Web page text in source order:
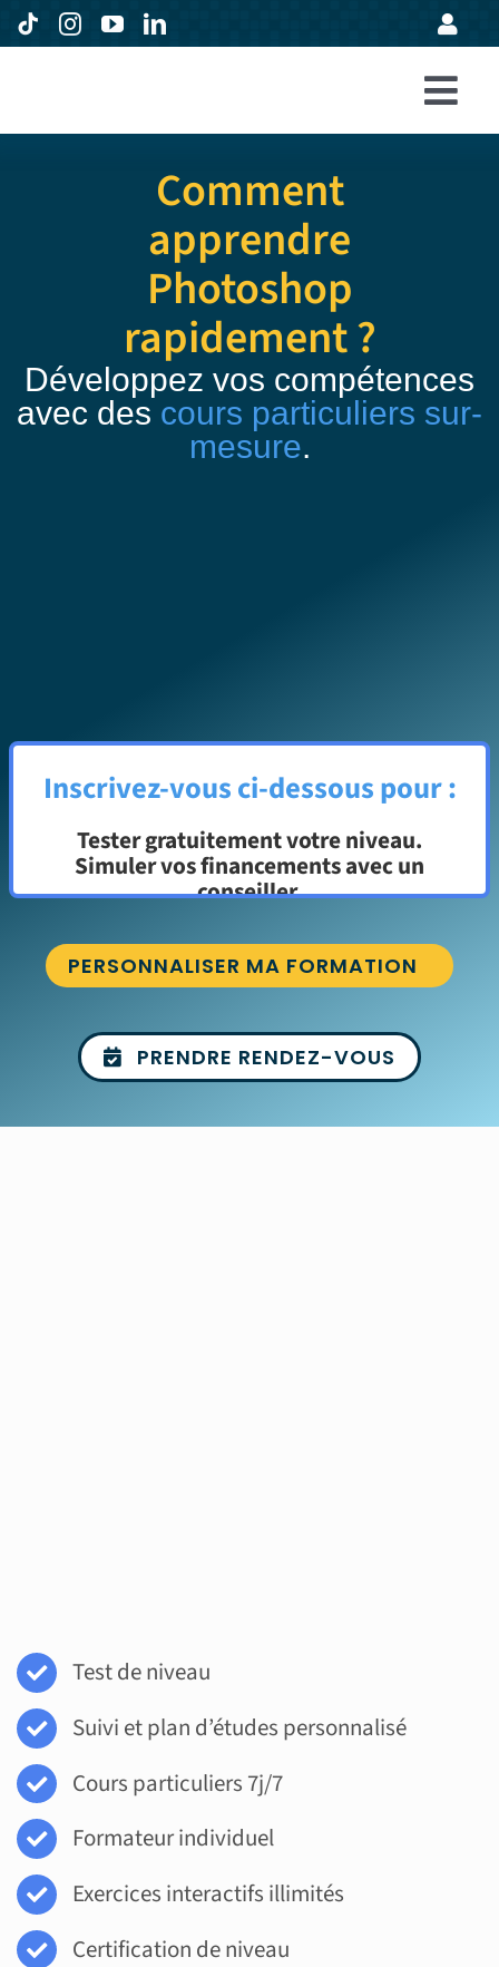
Passer
au
Formations
Entreprises
Avis
Expertise
À propos
Comment
apprendre
Photoshop
rapidement ?
Développez vos compétences
avec des cours particuliers sur-
mesure.
Inscrivez-vous ci-dessous pour :
Tester gratuitement votre niveau.
Simuler vos financements avec un
conseiller.
PERSONNALISER MA FORMATION
PRENDRE RENDEZ-VOUS
Test de niveau
Suivi et plan d’études personnalisé
Cours particuliers 7j/7
Formateur individuel
Exercices interactifs illimités
Certification de niveau